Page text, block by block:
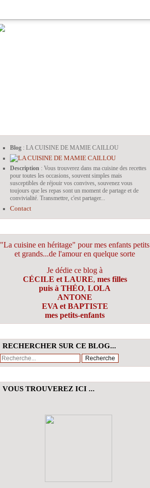
Blog : LA CUISINE DE MAMIE CAILLOU
Description : Vous trouverez dans ma cuisine des recettes
pour toutes les occasions, souvent simples mais
susceptibles de réjouir vos convives, souvenez vous
toujours que les repas sont un moment de partage et de
convivialité. Transmettre, c'est partager...
Contact
"La cuisine en héritage" pour mes enfants petits
et grands...de l'amour en quelque sorte
Je dédie ce blog à
CÉCILE et LAURE, mes filles
puis à THÉO, LOLA
ANTONE
EVA et BAPTISTE
mes petits-enfants
RECHERCHER SUR CE BLOG...
VOUS TROUVEREZ ICI ...